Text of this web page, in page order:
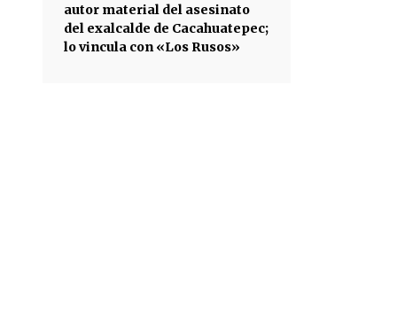
autor material del asesinato
del exalcalde de Cacahuatepec;
lo vincula con «Los Rusos»